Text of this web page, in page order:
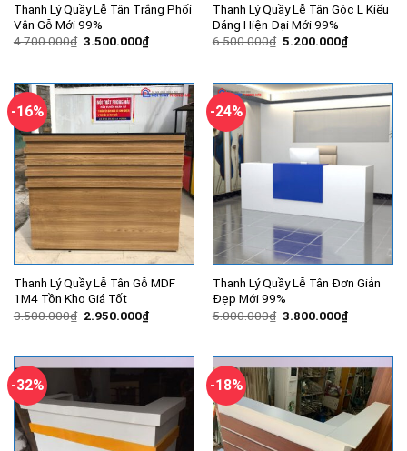
Thanh Lý Quầy Lễ Tân Trắng Phối
Vân Gỗ Mới 99%
4.700.000₫ Giá
3.500.000₫Giá
hiện
3.500.000₫.
Thanh Lý Quầy Lễ Tân Góc L Kiểu
Dáng Hiện Đại Mới 99%
6.500.000₫ Giá
5.200.000₫Giá
hiện
-16%
Thanh Lý Quầy Lễ Tân Gỗ MDF
1M4 Tồn Kho Giá Tốt
3.500.000₫ Giá
2.950.000₫Giá
hiện
2.950.000₫.
-24%
Thanh Lý Quầy Lễ Tân Đơn Giản
Đẹp Mới 99%
5.000.000₫ Giá
3.800.000₫Giá
hiện
-32% -18%